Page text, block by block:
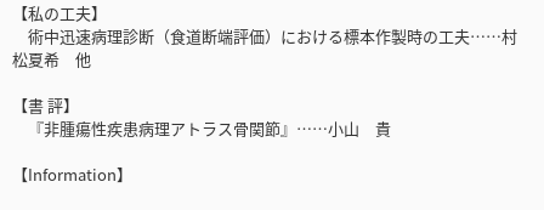
【私の工夫】
術中迅速病理診断（食道断端評価）における標本作製時の工夫……村
松夏希 他
【書 評】
『非腫瘍性疾患病理アトラス骨関節』……小山 貴
【Information】